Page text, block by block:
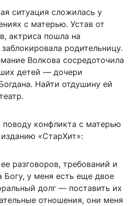
ситуация сложилась у
с матерью. Устав от
актриса пошла на
родительницу.
Волкова сосредоточила
детей — дочери
Найти отдушину ей
поводу конфликта с матерью
«СтарХит»:
разговоров, требований и
Богу, у меня есть еще двое
долг — поставить их
отношения, они меня